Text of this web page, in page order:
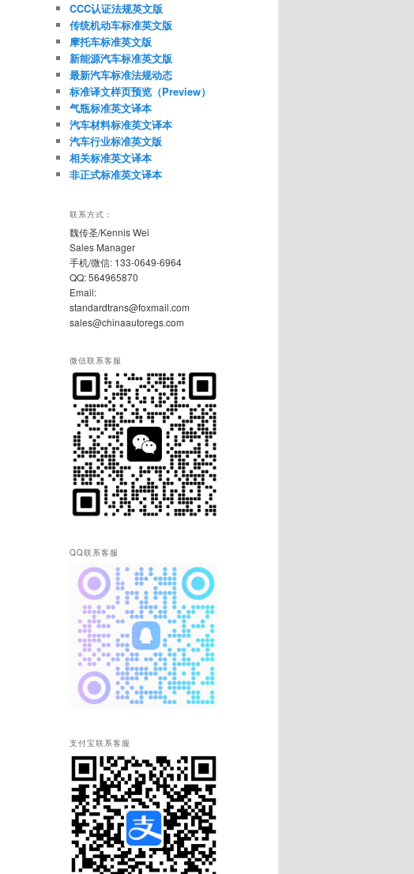
CCC认证法规英文版
传统机动车标准英文版
摩托车标准英文版
新能源汽车标准英文版
最新汽车标准法规动态
标准译文样页预览（Preview）
气瓶标准英文译本
汽车材料标准英文译本
汽车行业标准英文版
相关标准英文译本
非正式标准英文译本
联系方式：
魏传圣/Kennis Wei
Sales Manager
手机/微信: 133-0649-6964
QQ: 564965870
Email:
standardtrans@foxmail.com
sales@chinaautoregs.com
微信联系客服
QQ联系客服
支付宝联系客服